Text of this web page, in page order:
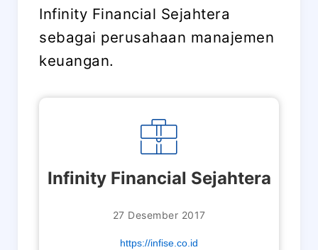
Infinity Financial Sejahtera
sebagai perusahaan manajemen
keuangan.
Infinity Financial Sejahtera
27 Desember 2017
https://infise.co.id